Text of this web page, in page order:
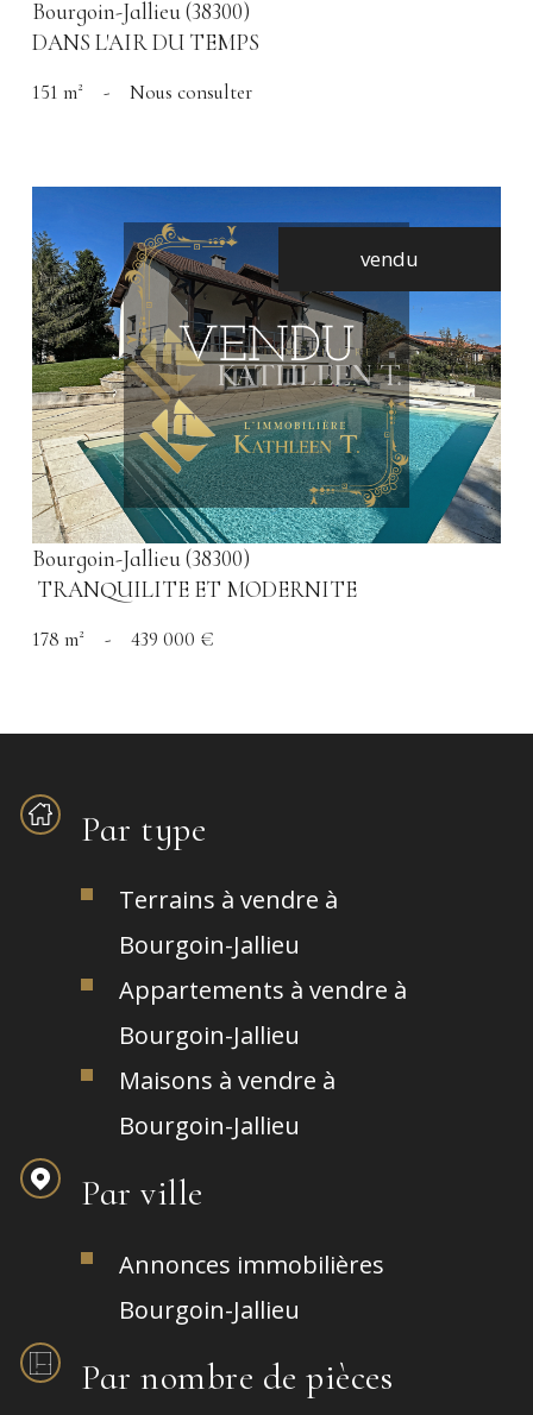
Bourgoin-Jallieu (38300)
DANS L'AIR DU TEMPS
151 m² - Nous consulter
vendu
voir le bien
Bourgoin-Jallieu (38300)
TRANQUILITE ET MODERNITE
178 m² - 439 000 €
Par type
Terrains à vendre à
Bourgoin-Jallieu
Appartements à vendre à
Bourgoin-Jallieu
Maisons à vendre à
Bourgoin-Jallieu
Par ville
Annonces immobilières
Bourgoin-Jallieu
Par nombre de pièces